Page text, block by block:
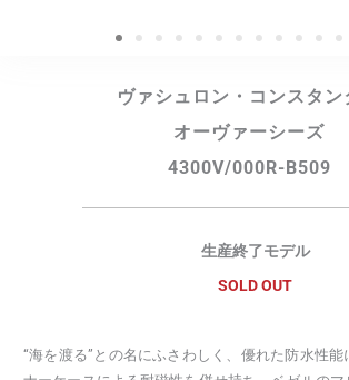
ヴァシュロン・コンスタン
オーヴァーシーズ
4300V/000R-B509
生産終了モデル
SOLD OUT
“海を渡る”との名にふさわしく、優れた防水性